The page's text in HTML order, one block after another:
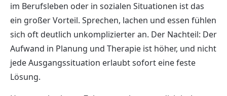
im Berufsleben oder in sozialen Situationen ist das
ein großer Vorteil. Sprechen, lachen und essen fühlen
sich oft deutlich unkomplizierter an. Der Nachteil: Der
Aufwand in Planung und Therapie ist höher, und nicht
jede Ausgangssituation erlaubt sofort eine feste
Lösung.